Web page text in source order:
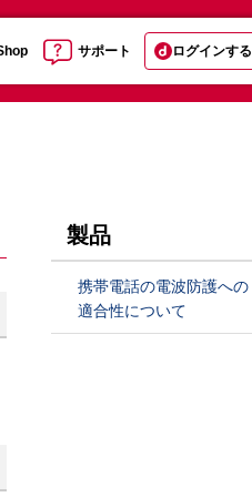
サポート ログインする
製品
携帯電話の電波防護への
適合性について